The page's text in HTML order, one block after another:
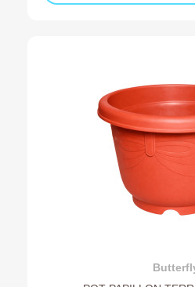
Ajouter au